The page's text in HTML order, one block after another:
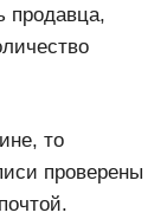
продавца,
то
проверены